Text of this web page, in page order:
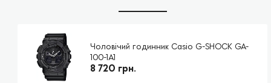
Чоловічий годинник Casio G-SHOCK GA-
100-1A1
8 720 грн.